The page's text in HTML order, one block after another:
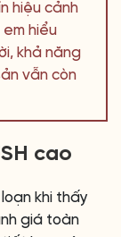
hiệu cảnh
hiểu
khả năng
vẫn còn
cao
khi thấy
giá toàn